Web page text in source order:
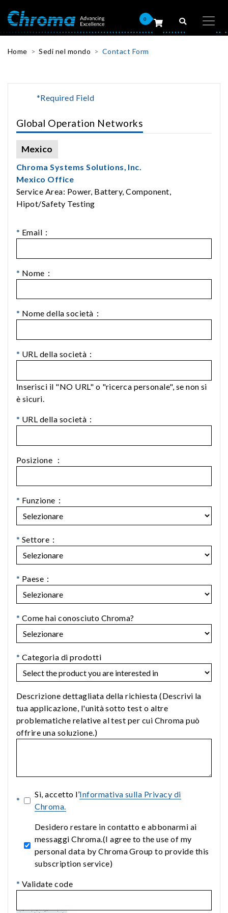
0
Home Sedi nel mondo Contact Form
*Required Field
Global Operation Networks
Mexico
Chroma Systems Solutions, Inc.
Mexico Office
Service Area: Power, Battery, Component,
Hipot/Safety Testing
* Email：
* Nome：
* Nome della società：
* URL della società：
Inserisci il "NO URL" o "ricerca personale", se non si
è sicuri.
* URL della società：
Posizione ：
* Funzione：
* Settore：
* Paese：
* Come hai conosciuto Chroma?
* Categoria di prodotti
Descrizione dettagliata della richiesta (Descrivi la
tua applicazione, l'unità sotto test o altre
problematiche relative al test per cui Chroma può
offrire una soluzione.)
*
Sì, accetto l’Informativa sulla Privacy di
Chroma.
Desidero restare in contatto e abbonarmi ai
messaggi Chroma.(I agree to the use of my
personal data by Chroma Group to provide this
subscription service)
* Validate code